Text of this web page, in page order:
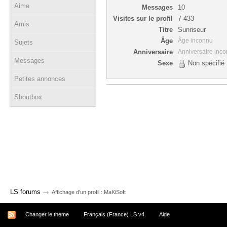
Aime
Amis
Sujets
Messages
Petites annonces
Shoutbox
Messages
10
Visites sur le profil
7 433
Titre
Sunriseur
Âge
Âge inconnu
Anniversaire Anniversaire
Sexe Non spécifié
LS forums → Affichage d'un profil : MaKiSoft
Changer le thème Français (France) LS v4 Aide